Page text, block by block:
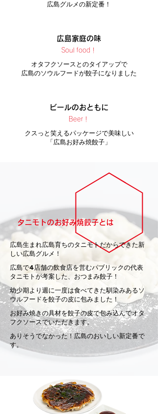
広島グルメの新定番！
広島家庭の味
Soul food！
オタフクソースとのタイアップで
広島のソウルフードが餃子になりました
ビールのおともに
Beer！
クスっと笑えるパッケージで美味しい
「広島お好み焼餃子」
タニモトのお好み焼餃子とは
広島生まれ広島育ちのタニモトだからできた新
しい広島グルメ！
広島で4店舗の飲食店を営むパブリックの代表
タニモトが考案した、おつまみ餃子！
幼少期より週に一度は食べてきた馴染みあるソ
ウルフードを餃子の皮に包みました！
お好み焼きの具材を餃子の皮で包み込んでオタ
フクソースでいただきます。
ありそうでなかった！広島のおいしい新定番で
す。